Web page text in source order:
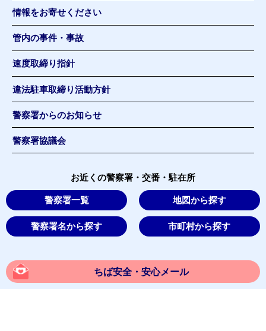
情報をお寄せください
管内の事件・事故
速度取締り指針
違法駐車取締り活動方針
警察署からのお知らせ
警察署協議会
お近くの警察署・交番・駐在所
警察署一覧 地図から探す
警察署名から探す 市町村から探す
ちば安全・安心メール